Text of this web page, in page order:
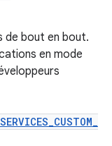
de bout en bout.
en mode